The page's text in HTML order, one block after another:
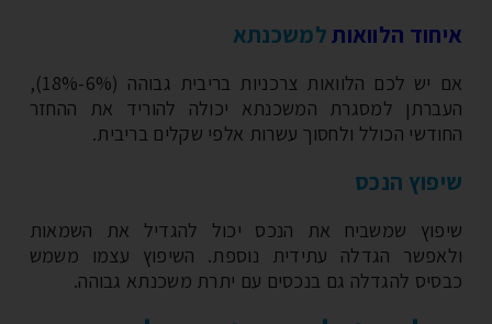
הלוואותלמשכנתא
אם יש לכם הלוואות צרכניות בריבית גבוהה (6%-18%),
למסגרת המשכנתא יכולה להוריד את ההחזר
הכולל ולחסוך עשרות אלפי שקלים בריבית.
הנכס
שמשביח את הנכס יכול להגדיל את השמאות
הגדלה עתידית נוספת. השיפוץ עצמו משמש
להגדלה גם בנכסים עם יתרת משכנתא גבוהה.